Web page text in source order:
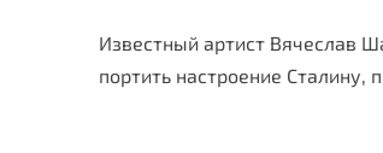
Известный артист Вячеслав
портить настроение